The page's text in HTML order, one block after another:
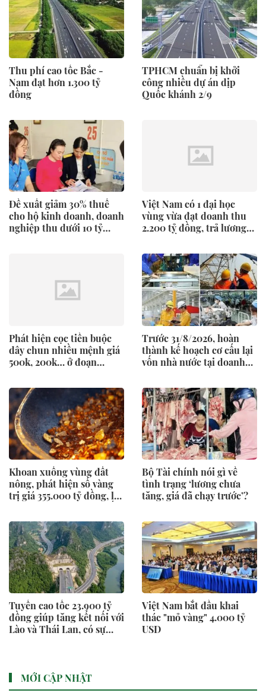
Thu phí cao tốc Bắc -
Nam đạt hơn 1.300 tỷ
đồng
TPHCM chuẩn bị khởi
công nhiều dự án dịp
Quốc khánh 2/9
Đề xuất giảm 30% thuế
cho hộ kinh doanh, doanh
nghiệp thu dưới 10 tỷ
Việt Nam có 1 đại học
vùng vừa đạt doanh thu
2.200 tỷ đồng, trả lương
đến 2.443 Thạc sĩ, Tiến sĩ,
Phó Giáo sư, Giáo sư
Phát hiện cọc tiền buộc
dây chun nhiều mệnh giá
500k, 200k… ở đoạn
giám sát, Trần Ngọc Hà
SN 1992 lập tức tới thẳng
trụ sở công an trình báo
Trước 31/8/2026, hoàn
thành kế hoạch cơ cấu lại
vốn nhà nước tại doanh
2030
Khoan xuống vùng đất
nông, phát hiện số vàng
trị giá 355.000 tỷ đồng, lộ
vàng
Bộ Tài chính nói gì về
tình trạng ‘lương chưa
tăng, giá đã chạy trước’?
Tuyến cao tốc 23.900 tỷ
đồng giúp tăng kết nối với
Lào và Thái Lan, có sự
Việt Nam bắt đầu khai
thác "mỏ vàng" 4.000 tỷ
USD
MỚI CẬP NHẬT